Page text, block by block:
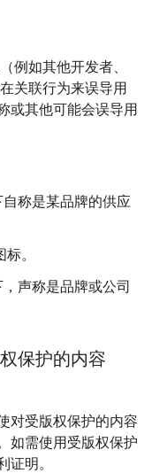
例如其他开发者、
关联行为来误导用
或其他可能会误导用
称是某品牌的供应
。
声称是品牌或公司
保护的内容
对受版权保护的内容
如需使用受版权保护
证明。